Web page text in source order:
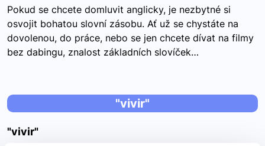
Pokud se chcete domluvit anglicky, je nezbytné si
osvojit bohatou slovní zásobu. Ať už se chystáte na
dovolenou, do práce, nebo se jen chcete dívat na filmy
bez dabingu, znalost základních slovíček…
"vivir"
"vivir"